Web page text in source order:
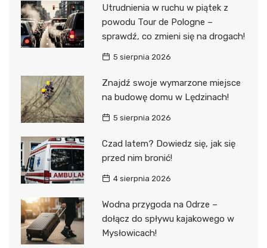
Utrudnienia w ruchu w piątek z
powodu Tour de Pologne –
sprawdź, co zmieni się na drogach!
5 sierpnia 2026
Znajdź swoje wymarzone miejsce
na budowę domu w Lędzinach!
5 sierpnia 2026
Czad latem? Dowiedz się, jak się
przed nim bronić!
4 sierpnia 2026
Wodna przygoda na Odrze –
dołącz do spływu kajakowego w
Mysłowicach!